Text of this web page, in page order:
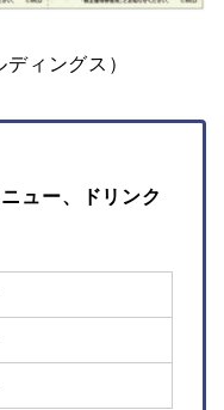
ィングス）
ュー、ドリンク